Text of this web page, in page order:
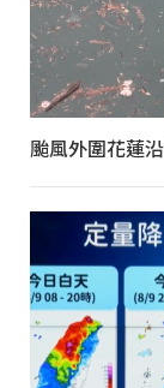
颱風外圍花蓮